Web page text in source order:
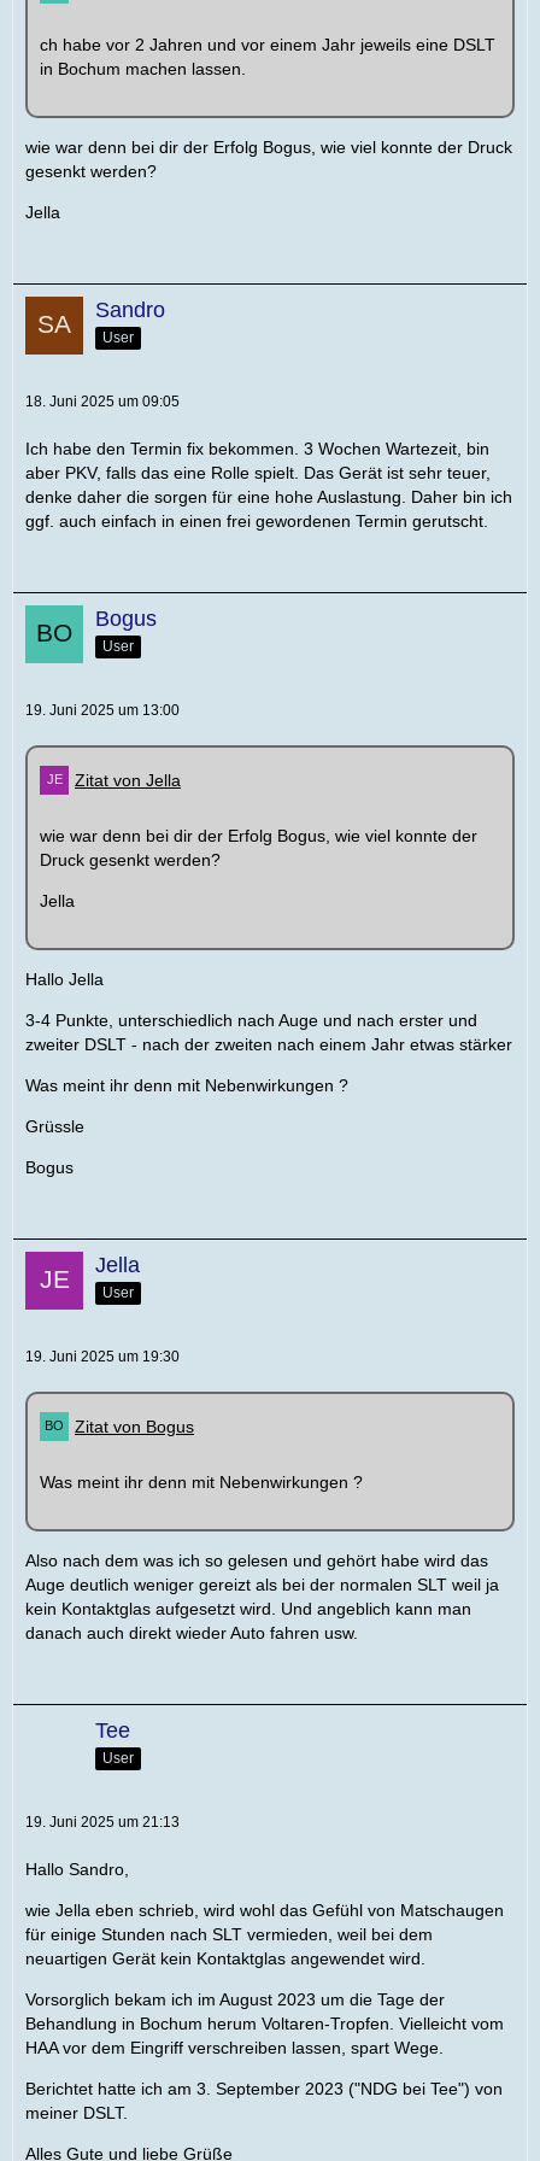
ch habe vor 2 Jahren und vor einem Jahr jeweils eine DSLT
in Bochum machen lassen.
wie war denn bei dir der Erfolg Bogus, wie viel konnte der Druck
gesenkt werden?
Jella
Sandro
User
18. Juni 2025 um 09:05
Ich habe den Termin fix bekommen. 3 Wochen Wartezeit, bin
aber PKV, falls das eine Rolle spielt. Das Gerät ist sehr teuer,
denke daher die sorgen für eine hohe Auslastung. Daher bin ich
ggf. auch einfach in einen frei gewordenen Termin gerutscht.
Bogus
User
19. Juni 2025 um 13:00
Zitat von Jella
wie war denn bei dir der Erfolg Bogus, wie viel konnte der
Druck gesenkt werden?
Jella
Hallo Jella
3-4 Punkte, unterschiedlich nach Auge und nach erster und
zweiter DSLT - nach der zweiten nach einem Jahr etwas stärker
Was meint ihr denn mit Nebenwirkungen ?
Grüssle
Bogus
Jella
User
19. Juni 2025 um 19:30
Zitat von Bogus
Was meint ihr denn mit Nebenwirkungen ?
Also nach dem was ich so gelesen und gehört habe wird das
Auge deutlich weniger gereizt als bei der normalen SLT weil ja
kein Kontaktglas aufgesetzt wird. Und angeblich kann man
danach auch direkt wieder Auto fahren usw.
Tee
User
19. Juni 2025 um 21:13
Hallo Sandro,
wie Jella eben schrieb, wird wohl das Gefühl von Matschaugen
für einige Stunden nach SLT vermieden, weil bei dem
neuartigen Gerät kein Kontaktglas angewendet wird.
Vorsorglich bekam ich im August 2023 um die Tage der
Behandlung in Bochum herum Voltaren-Tropfen. Vielleicht vom
HAA vor dem Eingriff verschreiben lassen, spart Wege.
Berichtet hatte ich am 3. September 2023 ("NDG bei Tee") von
meiner DSLT.
Alles Gute und liebe Grüße